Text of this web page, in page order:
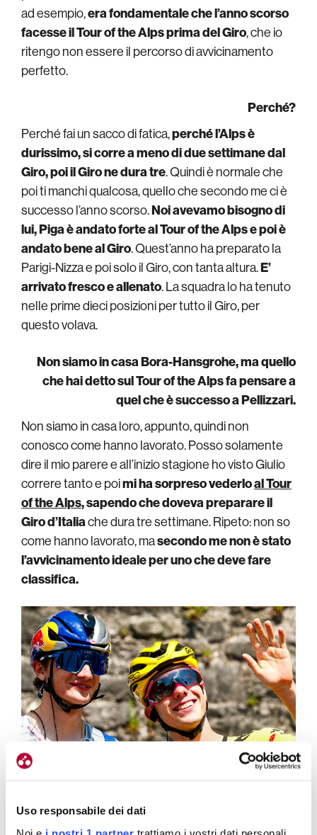
Uso responsabile dei dati
ad esempio,era fondamentale che l’anno scorso
facesse il Tour of the Alps prima del Giro, che io
ritengo non essere il percorso di avvicinamento
perfetto.
Perché?
Perché fai un sacco di fatica,perché l’Alps è
durissimo, si corre a meno di due settimane dal
Giro, poi il Giro ne dura tre. Quindi è normale che
poi ti manchi qualcosa, quello che secondo me ci è
successo l’anno scorso.Noi avevamo bisogno di
lui, Piga è andato forte al Tour of the Alps e poi è
andato bene al Giro. Quest’anno ha preparato la
Parigi-Nizza e poi solo il Giro, con tanta altura.E’
arrivato fresco e allenato. La squadra lo ha tenuto
nelle prime dieci posizioni per tutto il Giro, per
questo volava.
Non siamo in casa Bora-Hansgrohe, ma quello
che hai detto sul Tour of the Alps fa pensare a
quel che è successo a Pellizzari.
Non siamo in casa loro, appunto, quindi non
conosco come hanno lavorato. Posso solamente
dire il mio parere e all’inizio stagione ho visto Giulio
correre tanto e poimi ha sorpreso vederloal Tour
of the Alps, sapendo che doveva preparare il
Giro d’Italiache dura tre settimane. Ripeto: non so
come hanno lavorato, masecondo me non è stato
l’avvicinamento ideale per uno che deve fare
classifica.